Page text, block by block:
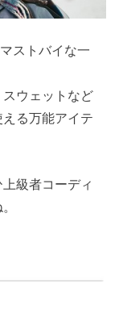
ストバイな一
ウェットなど
る万能アイテ
級者コーディ